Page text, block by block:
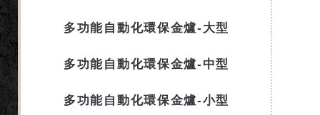
多功能自動化環保金爐-大型
多功能自動化環保金爐-中型
多功能自動化環保金爐-小型